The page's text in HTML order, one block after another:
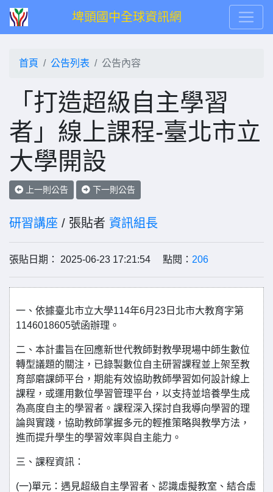
埤頭國中全球資訊網
首頁 公告列表 公告內容
「打造超級自主學習
者」線上課程-臺北市立
大學開設
上一則公告 下一則公告
研習講座 / 張貼者 資訊組長
張貼日期： 2025-06-23 17:21:54 點閱： 206
一、依據臺北市立大學114年6月23日北市大教育字第
1146018605號函辦理。
二、本計畫旨在回應新世代教師對教學現場中師生數位
轉型議題的關注，已錄製數位自主研習課程並上架至教
育部磨課師平台，期能有效協助教師學習如何設計線上
課程，或運用數位學習管理平台，以支持並培養學生成
為高度自主的學習者。課程深入探討自我導向學習的理
論與實踐，協助教師掌握多元的輕推策略與教學方法，
進而提升學生的學習效率與自主能力。
三、課程資訊：
(一)單元：遇見超級自主學習者、認識虛擬教室、結合虛